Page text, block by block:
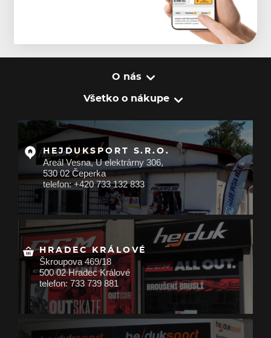
O nás
Všetko o nákupe
HEJDUKSPORT S.R.O.
Areál Vesna, U elektrárny 306,
530 02 Čeperka
telefon: +420 733 132 833
HRADEC KRÁLOVÉ
Škroupova 469/18
500 02 Hradec Králové
telefon: 733 739 881